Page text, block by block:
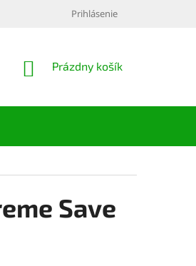
Prihlásenie
NÁKUPNÝ
Prázdny košík
Save